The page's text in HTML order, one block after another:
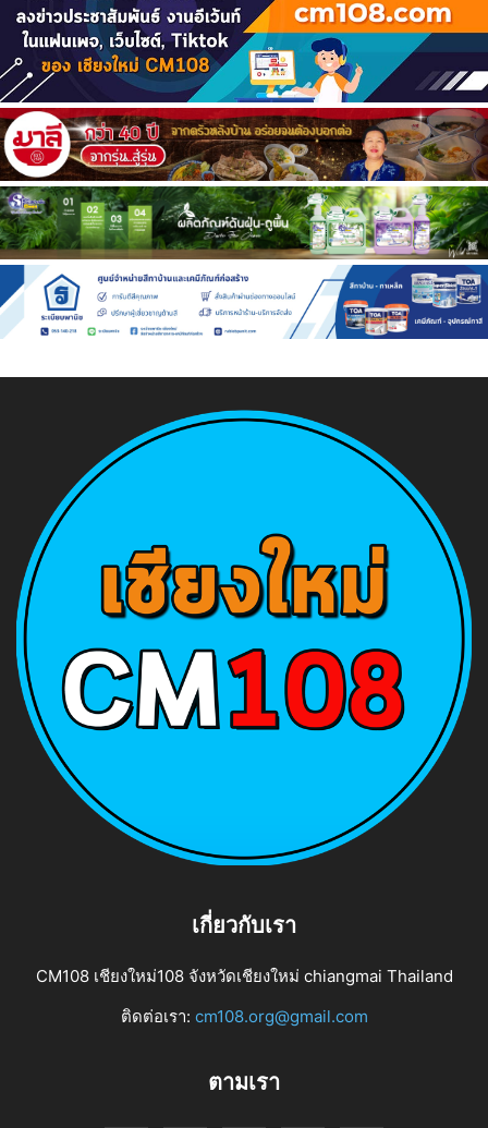
เกี่ยวกับเรา
CM108 เชียงใหม่108 จังหวัดเชียงใหม่ chiangmai Thailand
ติดต่อเรา: cm108.org@gmail.com
ตามเรา